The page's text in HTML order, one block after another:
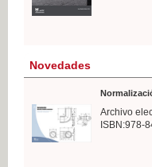
Novedades
Archivo
ISBN:978-